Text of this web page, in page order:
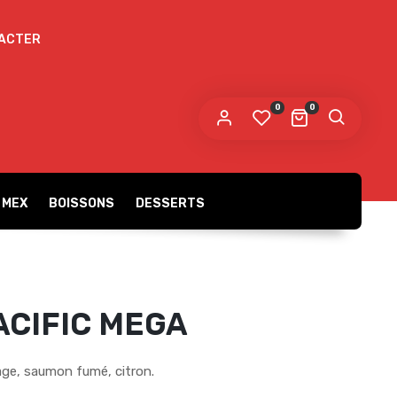
0
0
données personnelles seront utilisées pour vous
BOISSONS DESSERTS
MEGA
saumon fumé, citron.